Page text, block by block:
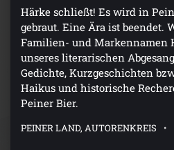
Härke schließt! Es wird in
gebraut. Eine Ära ist beendet.
Familien- und Markennamen
unseres literarischen
Gedichte, Kurzgeschichten
Haikus und historische
Peiner Bier.
PEINER LAND, AUTORENKREIS